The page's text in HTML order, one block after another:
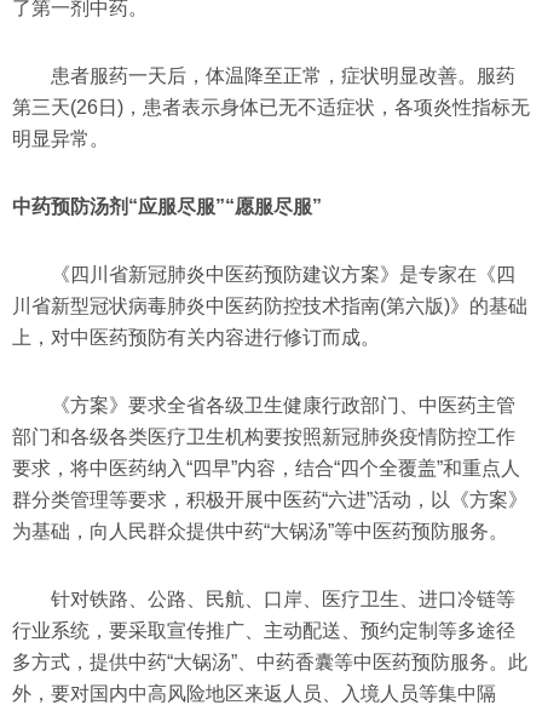
了第一剂中药。
患者服药一天后，体温降至正常，症状明显改善。服药
第三天(26日)，患者表示身体已无不适症状，各项炎性指标无
明显异常。
中药预防汤剂“应服尽服”“愿服尽服”
《四川省新冠肺炎中医药预防建议方案》是专家在《四
川省新型冠状病毒肺炎中医药防控技术指南(第六版)》的基础
上，对中医药预防有关内容进行修订而成。
《方案》要求全省各级卫生健康行政部门、中医药主管
部门和各级各类医疗卫生机构要按照新冠肺炎疫情防控工作
要求，将中医药纳入“四早”内容，结合“四个全覆盖”和重点人
群分类管理等要求，积极开展中医药“六进”活动，以《方案》
为基础，向人民群众提供中药“大锅汤”等中医药预防服务。
针对铁路、公路、民航、口岸、医疗卫生、进口冷链等
行业系统，要采取宣传推广、主动配送、预约定制等多途径
多方式，提供中药“大锅汤”、中药香囊等中医药预防服务。此
外，要对国内中高风险地区来返人员、入境人员等集中隔